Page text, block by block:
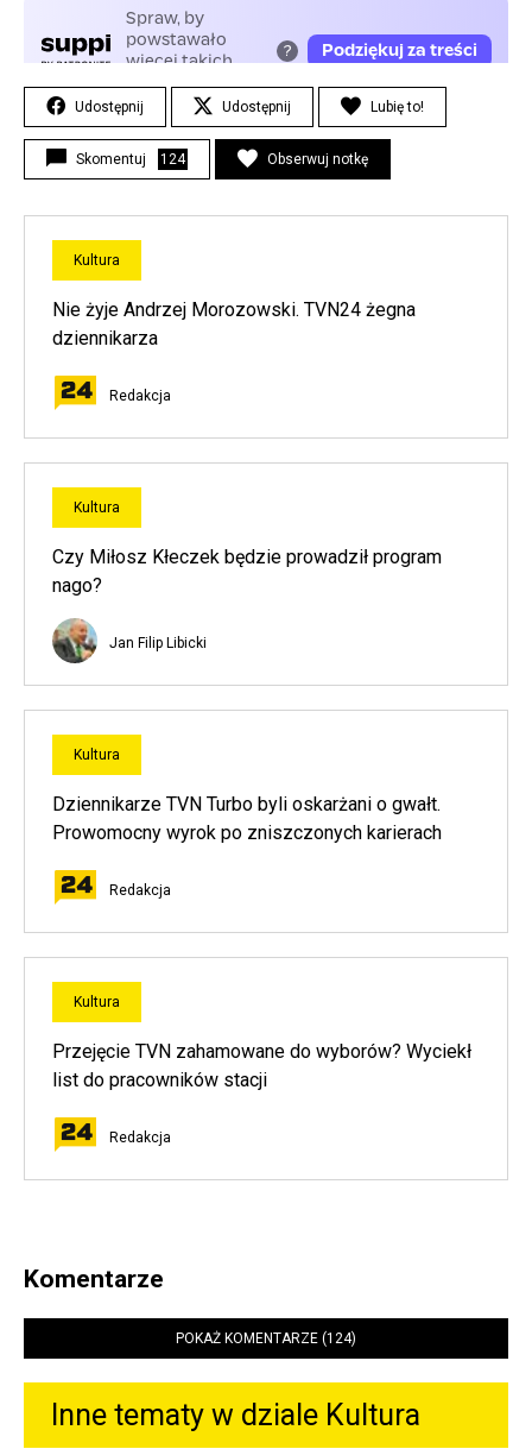
Udostępnij Udostępnij Lubię to!
Skomentuj 124 Obserwuj notkę
Kultura
Nie żyje Andrzej Morozowski. TVN24 żegna
dziennikarza
Redakcja
Kultura
Czy Miłosz Kłeczek będzie prowadził program
nago?
Jan Filip Libicki
Kultura
Dziennikarze TVN Turbo byli oskarżani o gwałt.
Prowomocny wyrok po zniszczonych karierach
Redakcja
Kultura
Przejęcie TVN zahamowane do wyborów? Wyciekł
list do pracowników stacji
Redakcja
Komentarze
POKAŻ KOMENTARZE (124)
Inne tematy w dziale Kultura